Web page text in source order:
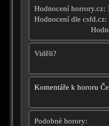
Hodnocení horrory.cz:
Hodnocení dle csfd.cz:
Viděli?
Komentáře k hororu
Podobné horory: